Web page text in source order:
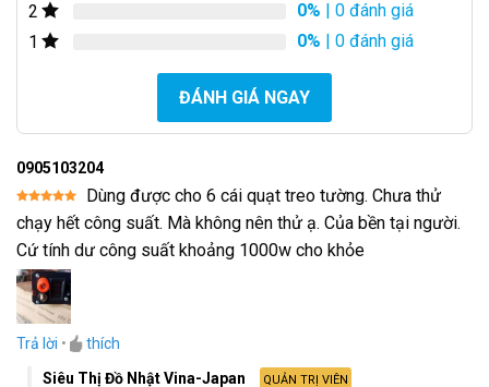
2
0% | 0 đánh giá
1
0% | 0 đánh giá
ĐÁNH GIÁ NGAY
0905103204
Được xếp
hạng5
5
Dùng được cho 6 cái quạt treo tường. Chưa thử
chạy hết công suất. Mà không nên thử ạ. Của bền tại người.
Cứ tính dư công suất khoảng 1000w cho khỏe
Trả lời •
thích
Siêu Thị Đồ Nhật Vina-Japan
QUẢN TRỊ VIÊN